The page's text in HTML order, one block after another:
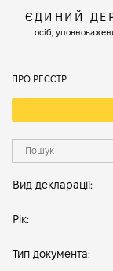
ЄДИНИЙ
осіб,
ПРО РЕЄСТР
Вид декларації:
Рік:
Тип документа: